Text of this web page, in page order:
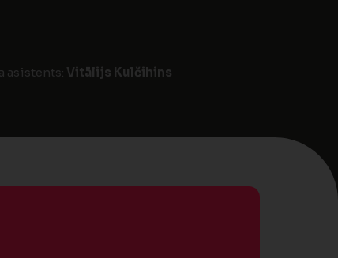
asistents: Vitālijs Kulčihins